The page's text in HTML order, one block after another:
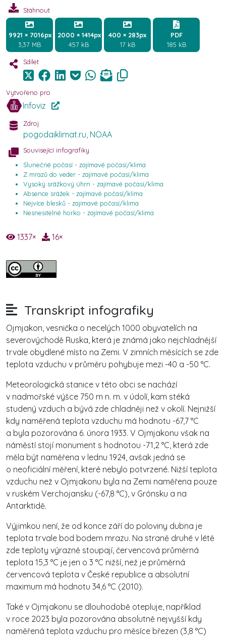
Stáhnout
9921 × 7016px
3,37 MB
2000 × 1414px
457 kB
400 × 283px
17 kB
PDF
185 kB
Sdílet
Vytvořeno pro
Infoviz
Zdroj
pogodaiklimat.ru, NOAA
Související infografiky
Slunečné počasí - zajímavé počasí/klima
Z mrazů do veder - zajímavé počasí/klima
Vysoký srážkový úhrn - zajímavé počasí/klima
Absence srážek - zajímavé počasí/klima
Nejvíce blesků - zajímavé počasí/klima
Nesnesitelné horko - zajímavé počasí/klima
1337× 16×
Transkript infografiky
Ojmjakon, vesnička o necelých 1000 obyvatelích na
severovýchodě Ruska, která je známá jako nejchladnější
trvale obydlené místo na Zemi. V zimních měsících se zde
teplota vzduchu v průměru pohybuje mezi -40 a -50 °C.
Meteorologická stanice v této obci se nachází
v nadmořské výšce 750 m n. m. v údolí, kam stéká
studený vzduch a bývá zde chladněji než v okolí. Nejnižší
kdy naměřená teplota vzduchu má hodnotu -67,7 °C
a byla pozorována 6. února 1933. V Ojmjakonu však na
náměstí stojí monument s hodnotou -71,2 °C, která zde
měla být naměřena v lednu 1924, avšak jedná se
o neoficiální měření, které nebylo potvrzené. Nižší teplota
vzduchu než v Ojmjakonu byla na Zemi naměřena pouze
v ruském Verchojansku (-67,8 °C), v Grónsku a na
Antarktidě.
Výjimkou není, že od konce září do poloviny dubna je
teplota trvale bod bodem mrazu. Na straně druhé v létě
zde teploty výrazně stoupají, červencová průměrná
teplota 15,3 °C je jen o 3 °C nižší, než je průměrná
červencová teplota v České republice a absolutní
maximum má hodnotu 34,6 °C (2010).
Také v Ojmjakonu se dlouhodobě otepluje, například
v roce 2023 byla pozorována absolutně nejvyšší kdy
naměřená teplota vzduchu pro měsíce březen (3,8 °C)